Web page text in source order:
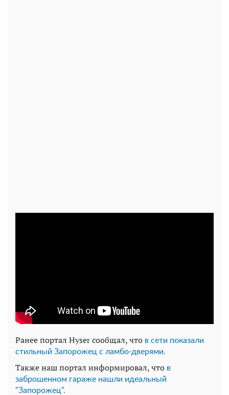
Ранее портал Hyser сообщал, что в сети показали
стильный Запорожец с ламбо-дверями.
Также наш портал информировал, что в
заброшенном гараже нашли идеальный
"Запорожец".